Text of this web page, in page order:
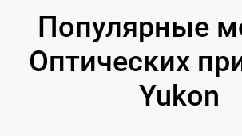
Популярные
Оптических
Yukon